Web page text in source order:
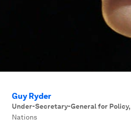
Guy Ryder
Under-Secretary-General for Policy,
Nations